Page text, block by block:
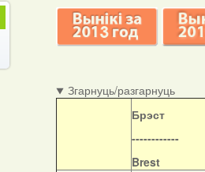
Згарнуць/разгарнуць
Брэст
------------
Brest